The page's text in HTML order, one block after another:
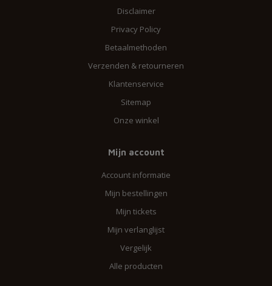
Disclaimer
Privacy Policy
Betaalmethoden
Verzenden & retourneren
Klantenservice
Sitemap
Onze winkel
Mijn account
Account informatie
Mijn bestellingen
Mijn tickets
Mijn verlanglijst
Vergelijk
Alle producten